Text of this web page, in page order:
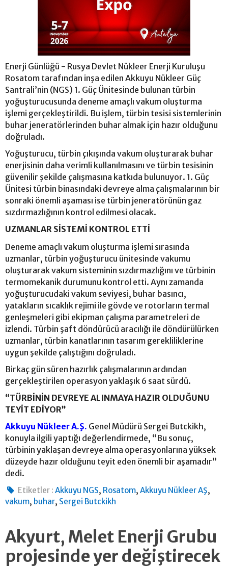
Enerji Günlüğü - Rusya Devlet Nükleer Enerji Kuruluşu
Rosatom tarafından inşa edilen Akkuyu Nükleer Güç
Santrali’nin (NGS) 1. Güç Ünitesinde bulunan türbin
yoğuşturucusunda deneme amaçlı vakum oluşturma
işlemi gerçekleştirildi. Bu işlem, türbin tesisi sistemlerinin
buhar jeneratörlerinden buhar almak için hazır olduğunu
doğruladı.
Yoğuşturucu, türbin çıkışında vakum oluşturarak buhar
enerjisinin daha verimli kullanılmasını ve türbin tesisinin
güvenilir şekilde çalışmasına katkıda bulunuyor. 1. Güç
Ünitesi türbin binasındaki devreye alma çalışmalarının bir
sonraki önemli aşaması ise türbin jeneratörünün gaz
sızdırmazlığının kontrol edilmesi olacak.
UZMANLAR SİSTEMİ KONTROL ETTİ
Deneme amaçlı vakum oluşturma işlemi sırasında
uzmanlar, türbin yoğuşturucu ünitesinde vakumu
oluşturarak vakum sisteminin sızdırmazlığını ve türbinin
termomekanik durumunu kontrol etti. Aynı zamanda
yoğuşturucudaki vakum seviyesi, buhar basıncı,
yatakların sıcaklık rejimi ile gövde ve rotorların termal
genleşmeleri gibi ekipman çalışma parametreleri de
izlendi. Türbin şaft döndürücü aracılığı ile döndürülürken
uzmanlar, türbin kanatlarının tasarım gerekliliklerine
uygun şekilde çalıştığını doğruladı.
Birkaç gün süren hazırlık çalışmalarının ardından
gerçekleştirilen operasyon yaklaşık 6 saat sürdü.
“TÜRBİNİN DEVREYE ALINMAYA HAZIR OLDUĞUNU
TEYİT EDİYOR”
Akkuyu Nükleer A.Ş. Genel Müdürü Sergei Butckikh,
konuyla ilgili yaptığı değerlendirmede, “Bu sonuç,
türbinin yaklaşan devreye alma operasyonlarına yüksek
düzeyde hazır olduğunu teyit eden önemli bir aşamadır”
dedi.
Etiketler : Akkuyu NGS, Rosatom,Akkuyu Nükleer AŞ,
vakum, buhar, Sergei Butckikh
Akyurt, Melet Enerji Grubu
projesinde yer değiştirecek